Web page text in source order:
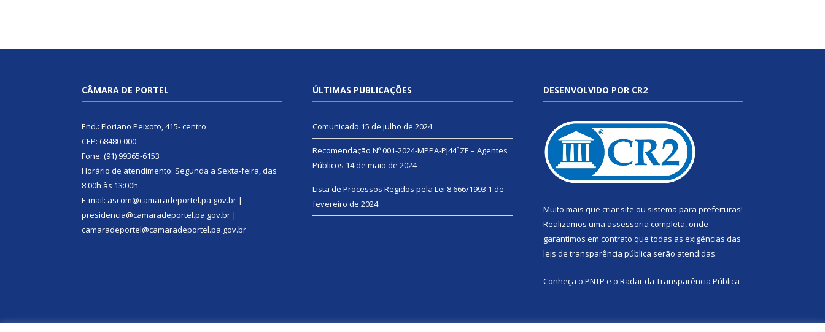
CÂMARA DE PORTEL
End.: Floriano Peixoto, 415- centro
CEP: 68480-000
Fone: (91) 99365-6153
Horário de atendimento: Segunda a Sexta-feira, das
8:00h às 13:00h
E-mail: ascom@camaradeportel.pa.gov.br |
presidencia@camaradeportel.pa.gov.br |
camaradeportel@camaradeportel.pa.gov.br
ÚLTIMAS PUBLICAÇÕES
Comunicado 15 de julho de 2024
Recomendação Nº 001-2024-MPPA-PJ44ªZE – Agentes
Públicos 14 de maio de 2024
Lista de Processos Regidos pela Lei 8.666/1993 1 de
fevereiro de 2024
DESENVOLVIDO POR CR2
Muito mais que criar site ou sistema para prefeituras!
Realizamos uma assessoria completa, onde
garantimos em contrato que todas as exigências das
leis de transparência pública serão atendidas.
Conheça o PNTP e o Radar da Transparência Pública